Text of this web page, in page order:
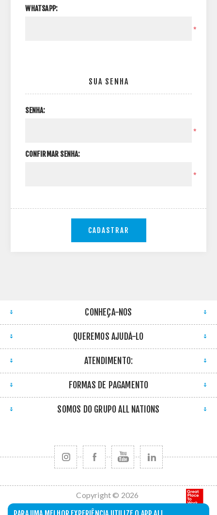
WHATSAPP:
*
SUA SENHA
SENHA:
*
CONFIRMAR SENHA:
*
CADASTRAR
CONHEÇA-NOS
QUEREMOS AJUDÁ-LO
ATENDIMENTO:
FORMAS DE PAGAMENTO
SOMOS DO GRUPO ALL NATIONS
Copyright © 2026
All Nations. Todos